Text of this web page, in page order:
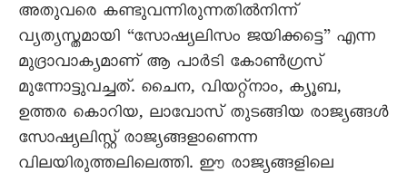
അതുവരെ കണ്ടുവന്നിരുന്നതില്‍നിന്ന്
വ്യത്യസ്തമായി “സോഷ്യലിസം ജയിക്കട്ടെ” എന്ന
മുദ്രാവാക്യമാണ് ആ പാര്‍ടി കോണ്‍ഗ്രസ്
മുന്നോട്ടുവച്ചത്. ചൈന, വിയറ്റ്നാം, ക്യൂബ,
ഉത്തര കൊറിയ, ലാവോസ് തുടങ്ങിയ രാജ്യങ്ങള്‍
സോഷ്യലിസ്റ്റ് രാജ്യങ്ങളാണെന്ന
വിലയിരുത്തലിലെത്തി. ഈ രാജ്യങ്ങളിലെ